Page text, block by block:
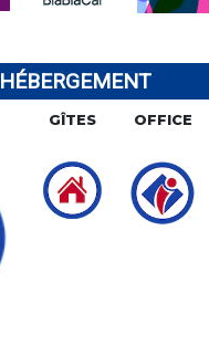
HÉBERGEMENT
GÎTES OFFICE